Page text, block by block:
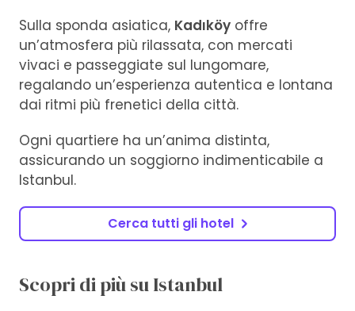
Sulla sponda asiatica, Kadıköy offre
un’atmosfera più rilassata, con mercati
vivaci e passeggiate sul lungomare,
regalando un’esperienza autentica e lontana
dai ritmi più frenetici della città.
Ogni quartiere ha un’anima distinta,
assicurando un soggiorno indimenticabile a
Istanbul.
Cerca tutti gli hotel
Scopri di più su Istanbul